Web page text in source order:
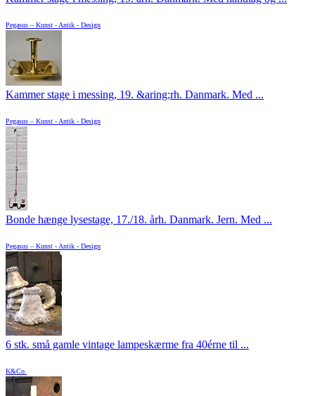
Pegasus – Kunst - Antik - Design
Kammer stage i messing, 19. &aring;rh. Danmark. Med ...
Pegasus – Kunst - Antik - Design
Bonde hænge lysestage, 17./18. årh. Danmark. Jern. Med ...
Pegasus – Kunst - Antik - Design
6 stk. små gamle vintage lampeskærme fra 40érne til ...
K&Co.